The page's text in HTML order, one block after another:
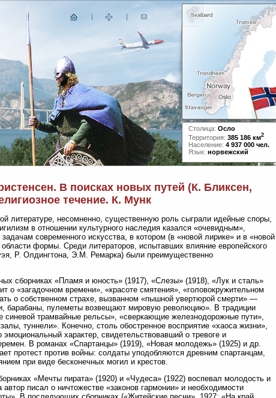
Столица: Осло
Территория: 385 186 км2
Население: 4 937 000 чел.
Язык: норвежский
В поисках новых путей (К. Бликсен,
течение. К. Мунк
литературе, несомненно, существенную роль сыграли идейные споры,
в отношении культурного наследия казался «очевидным»,
современного искусства, в котором (в «новой лирике» и в «новой
формы. Среди литераторов, испытавших влияние европейского
Р. Олдингтона, Э.М. Ремарка) были преимущественно
сборниках «Пламя и юность» (1917), «Слезы» (1918), «Лук и сталь»
о «загадочном времени», «красоте смятения», «головокружительном
о собственном страхе, вызванном «пышной увертюрой смерти» —
барабаны, пулеметы возвещают мировую революцию». В традиции
синевой трамвайные рельсы», «сверкающие железнодорожные пути»,
туннели». Конечно, столь обостренное восприятие «хаоса жизни»,
характер, свидетельствовавший о тревоге и
В романах «Спартанцы» (1919), «Новая молодежь» (1925) и др.
протест против войны: солдаты уподобляются древним спартанцам,
при виде бесконечных могил и крестов.
«Мечты пирата» (1920) и «Чудеса» (1922) воспевал молодость и
писал о ничтожестве «законов гармонии» и необходимости